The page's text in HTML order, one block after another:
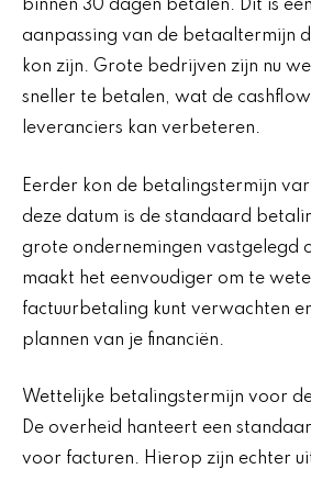
binnen 30 dagen betalen. Dit is
aanpassing van de betaaltermijn
kon zijn. Grote bedrijven zijn nu
sneller te betalen, wat de
leveranciers kan verbeteren.
Eerder kon de betalingstermijn
deze datum is de standaard
grote ondernemingen vastgelegd
maakt het eenvoudiger om te
factuurbetaling kunt verwachten
plannen van je financiën.
Wettelijke betalingstermijn voor
De overheid hanteert een
voor facturen. Hierop zijn echter